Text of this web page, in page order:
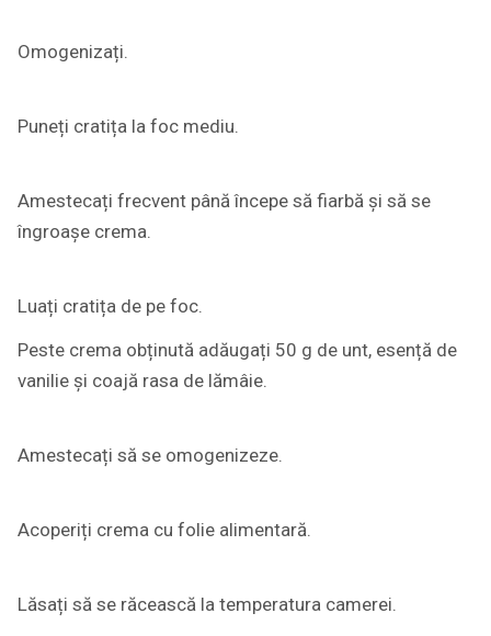
Omogenizați.
Puneți cratița la foc mediu.
Amestecați frecvent până începe să fiarbă și să se
îngroașe crema.
Luați cratița de pe foc.
Peste crema obținută adăugați 50 g de unt, esență de
vanilie și coajă rasa de lămâie.
Amestecați să se omogenizeze.
Acoperiți crema cu folie alimentară.
Lăsați să se răcească la temperatura camerei.